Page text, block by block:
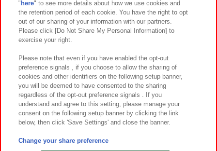
関連会社 サステナビリティ サイトポリシー
プライバシーポリシー ウェブアクセシビリティ方針と検証結果
お取引先さまとともに
カスタマーハラスメント対応方針 よくあるご質問・お問い合わせ
©Bandai Namco Amusement Inc.
©Bandai Namco Amusement Lab Inc.
" here" to see more details about how we use cookies and
the retention period of each cookie. You have the right to opt
out of our sharing of your information with our partners.
Please click [Do Not Share My Personal Information] to
exercise your right.
Please note that even if you have enabled the opt-out
preference signals , if you choose to allow the sharing of
cookies and other identifiers on the following setup banner,
you will be deemed to have consented to the sharing
regardless of the opt-out preference signals . If you
understand and agree to this setting, please manage your
consent on the following setup banner by clicking the link
below, then click 'Save Settings' and close the banner.
Change your share preference